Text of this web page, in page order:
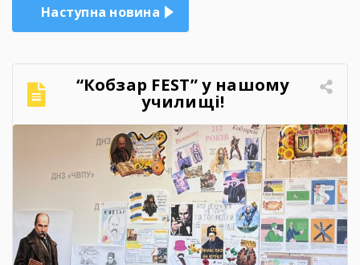
Наступна новина
“Кобзар FEST” у нашому
училищі!